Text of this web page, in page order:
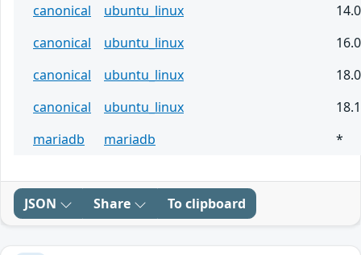
canonical
ubuntu_linux
canonical
ubuntu_linux
canonical
ubuntu_linux
canonical
ubuntu_linux
mariadb
mariadb *
JSON Share To clipboard